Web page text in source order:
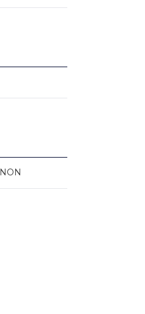
NON